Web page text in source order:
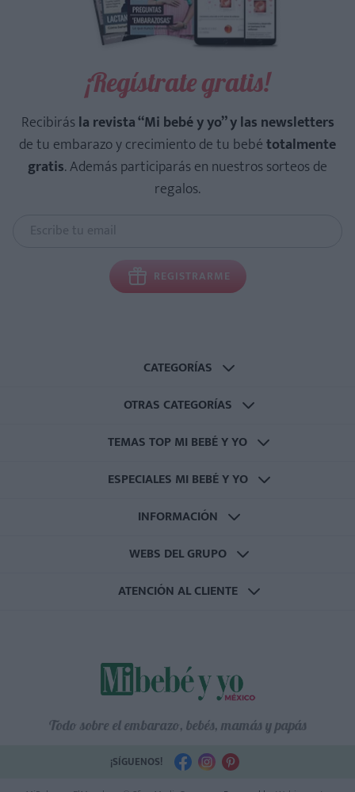
¡Regístrate gratis!
Recibirásla revista “Mi bebé y yo” y las newsletters
de tu embarazo y crecimiento de tu bebétotalmente
gratis. Además participarás en nuestros sorteos de
regalos.
REGISTRARME
CATEGORÍAS
OTRAS CATEGORÍAS
TEMAS TOP MI BEBÉ Y YO
ESPECIALES MI BEBÉ Y YO
INFORMACIÓN
WEBS DEL GRUPO
ATENCIÓN AL CLIENTE
Todo sobre el embarazo, bebés, mamás y papás
¡SÍGUENOS!